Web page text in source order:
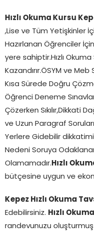
Hızlı Okuma Kursu
,Lise ve Tüm Yetişkinler
Hazırlanan Öğrenciler
yere sahiptir.Hızlı
Kazandırır.ÖSYM ve
Kısa Sürede Doğru
Öğrenci Deneme
Çözerken Sıkılır,Dikkati
ve Uzun Paragraf
Yerlere Gidebilir
Nedeni Soruya
Olamamadır. Hızlı
bütçesine uygun ve
Kepez Hızlı Okuma
Edebilirsiniz. Hızlı
randevunuzu